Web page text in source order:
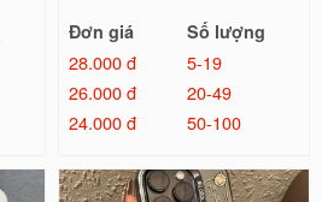
Đơn giá
Số lượng
28.000 đ
5-19
26.000 đ
20-49
24.000 đ
50-100